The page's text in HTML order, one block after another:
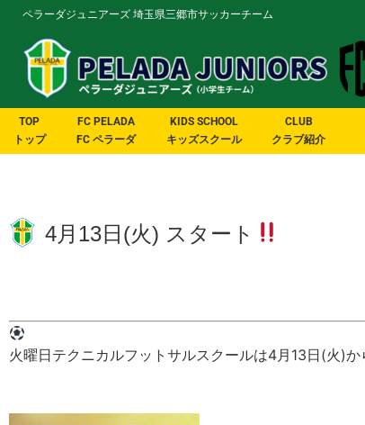
ペラーダジュニアーズ 埼玉県三郷市サッカーチーム
TOP
トップ
FC PELADA
FC ペラーダ
KIDS SCHOOL
キッズスクール
CLUB
クラブ紹介
4月13日(火) スタート
火曜日テクニカルフットサルスクールは4月13日(火)